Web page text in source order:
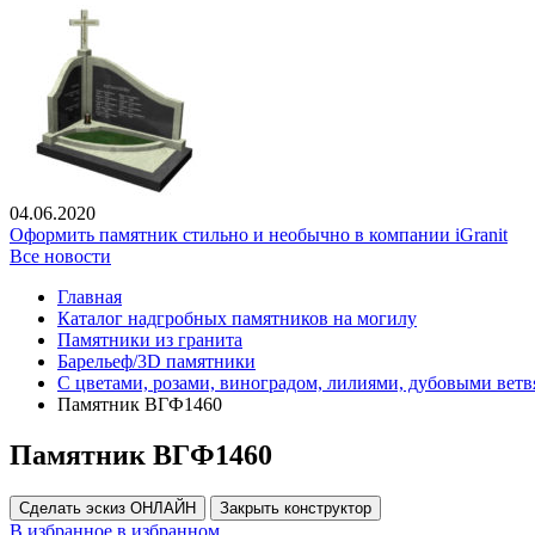
04.06.2020
Оформить памятник стильно и необычно в компании iGranit
Все новости
Главная
Каталог надгробных памятников на могилу
Памятники из гранита
Барельеф/3D памятники
С цветами, розами, виноградом, лилиями, дубовыми
Памятник ВГФ1460
Памятник ВГФ1460
Сделать эскиз ОНЛАЙН Закрыть конструктор